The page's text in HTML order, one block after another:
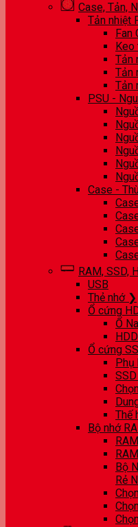
Case, Tản,
Tản nhiệt
Fan
Keo
Tản
Tản
Tản
PSU -
Case -
RAM, SSD,
USB
Thẻ nhớ ❯
Ổ cứng
Ổ
Ổ cứng
Phụ
Thế
Bộ nhớ
Bộ
Rẻ